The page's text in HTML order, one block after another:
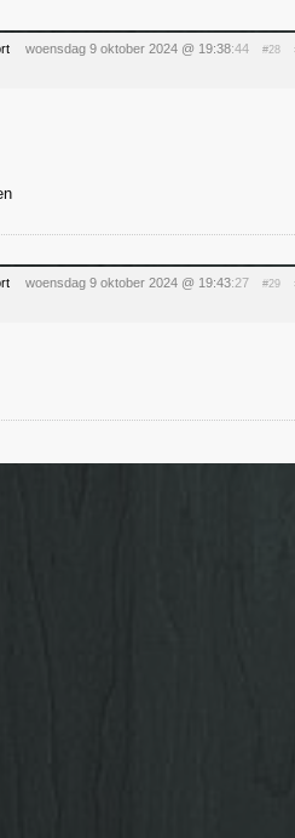
woensdag 9 oktober 2024 @ 19:38:44 #28
woensdag 9 oktober 2024 @ 19:43:27 #29